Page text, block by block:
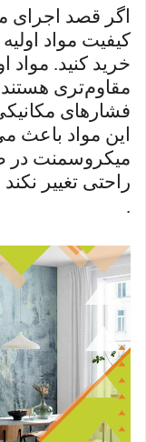
اگر قصد اجرای
کیفیت مواد
خرید کنید. مواد
مقاوم‌تری
فشارهای
این مواد باعث
میکروسمنت در
راحتی تغییر نکند
.